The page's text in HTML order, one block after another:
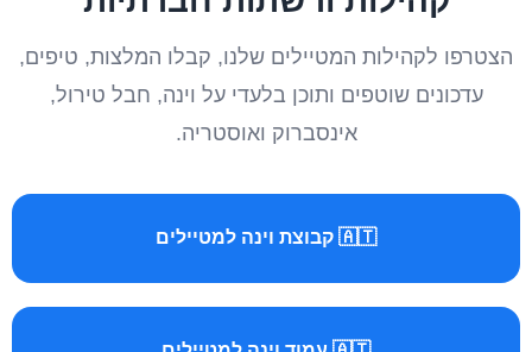
הצטרפו לקהילות המטיילים שלנו, קבלו המלצות, טיפים,
עדכונים שוטפים ותוכן בלעדי על וינה, חבל טירול,
אינסברוק ואוסטריה.
🇦🇹 קבוצת וינה למטיילים